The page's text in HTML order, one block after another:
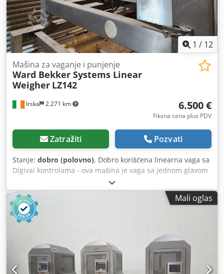
1 / 12
Irska 2.271 km
Mašina za vaganje i punjenje
Ward Bekker Systems Linear
Weigher LZ142
6.500 €
Fiksna cena plus PDV
Zatražiti Pozvati
Stanje: dobro (polovno), Dobro korišćena linearna vaga sa
Digivai kontrolama - ova mašina je vaga sa jednom glavom
sa KSNUMKS vibracionim posudama za napajanje -
tehnologijom opterećenja i Digivai kontrolama za brzo
precizno vaganje i punjenje ili granularne proizvode koji
slobodno teku. Dkodpsu U Ai Hsfx Am Sjr
Mali oglas